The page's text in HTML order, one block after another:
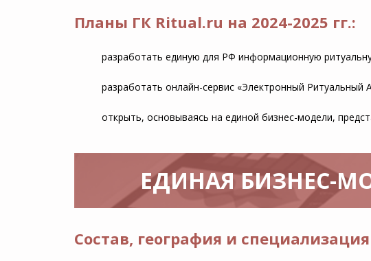
Планы ГК Ritual.ru на 2024-2025 гг.:
разработать единую для РФ информационную
разработать онлайн-сервис «Электронный Ритуальный
открыть, основываясь на единой бизнес-модели,
ЕДИНАЯ БИЗНЕС-
Состав, география и